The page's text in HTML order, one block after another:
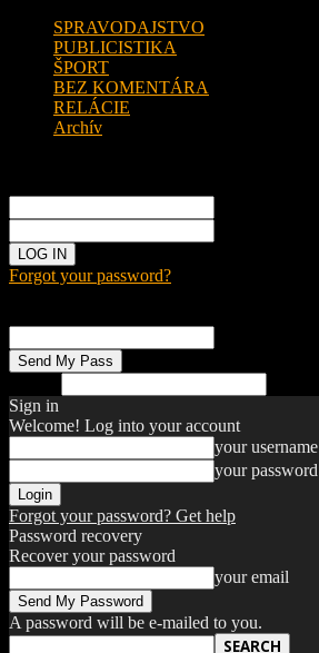
SPRAVODAJSTVO
PUBLICISTIKA
ŠPORT
BEZ KOMENTÁRA
RELÁCIE
Archív
Forgot your password?
Sign in
Welcome! Log into your account
your username
your password
Forgot your password? Get help
Password recovery
Recover your password
your email
A password will be e-mailed to you.